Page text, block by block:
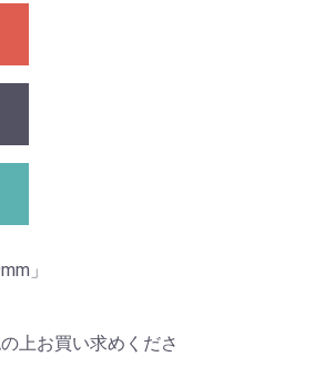
」
上お買い求めくださ